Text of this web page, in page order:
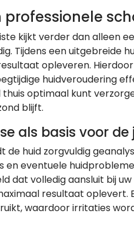
kijkt verder dan alleen
Tijdens een uitgebreide
opleveren.
huidveroudering
thuis optimaal kunt
blijft.
als basis voor
huid zorgvuldig
en eventuele
dat volledig aansluit bij
resultaat oplevert.
waardoor irritaties